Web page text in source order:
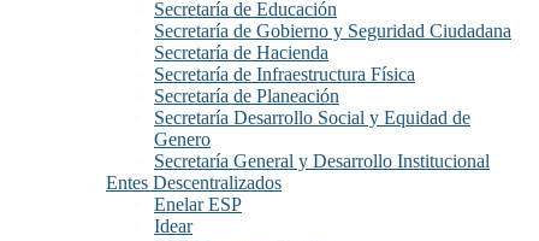
Secretaría de Educación
Secretaría de Gobierno y Seguridad Ciudadana
Secretaría de Hacienda
Secretaría de Infraestructura Física
Secretaría de Planeación
Secretaría Desarrollo Social y Equidad de
Genero
Secretaría General y Desarrollo Institucional
Entes Descentralizados
Enelar ESP
Idear